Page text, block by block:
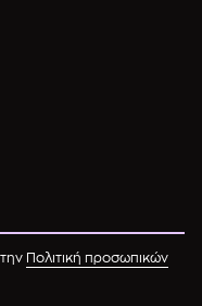
Πολιτική προσωπικών